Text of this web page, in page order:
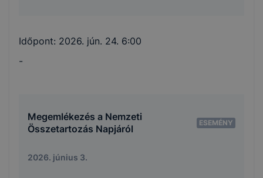
Időpont: 2026. jún. 24. 6:00
-
Megemlékezés a Nemzeti
Összetartozás Napjáról
ESEMÉNY
2026. június 3.